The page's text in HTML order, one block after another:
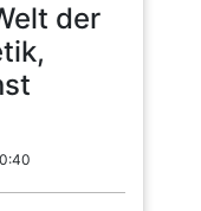
der